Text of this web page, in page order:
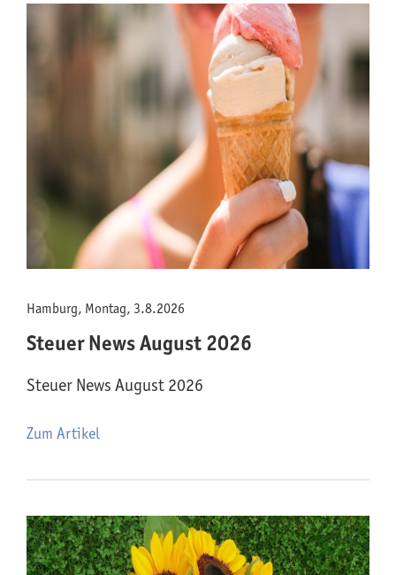
Hamburg, Montag, 3.8.2026
Steuer News August 2026
Steuer News August 2026
Zum Artikel